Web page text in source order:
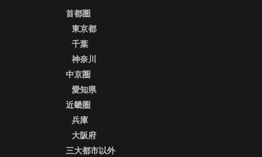
首都圏
東京都
千葉
神奈川
中京圏
愛知県
近畿圏
兵庫
大阪府
三大都市以外